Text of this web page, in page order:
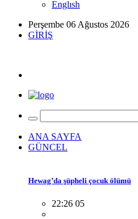
Englısh
Perşembe 06 Ağustos 2026
GİRİŞ
ANA SAYFA
GÜNCEL
Hewag’da şüpheli çocuk ölümü
22:26 05